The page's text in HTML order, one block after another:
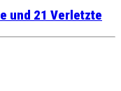
und 21 Verletzte